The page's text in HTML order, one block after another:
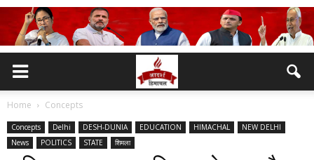
Home Concepts
Concepts Delhi DESH-DUNIA EDUCATION HIMACHAL
NEW DELHI
News
POLITICS STATE शिमला